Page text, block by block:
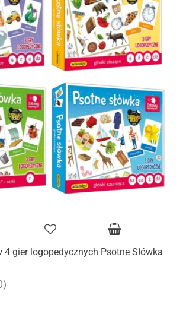
gier logopedycznych Psotne Słówka